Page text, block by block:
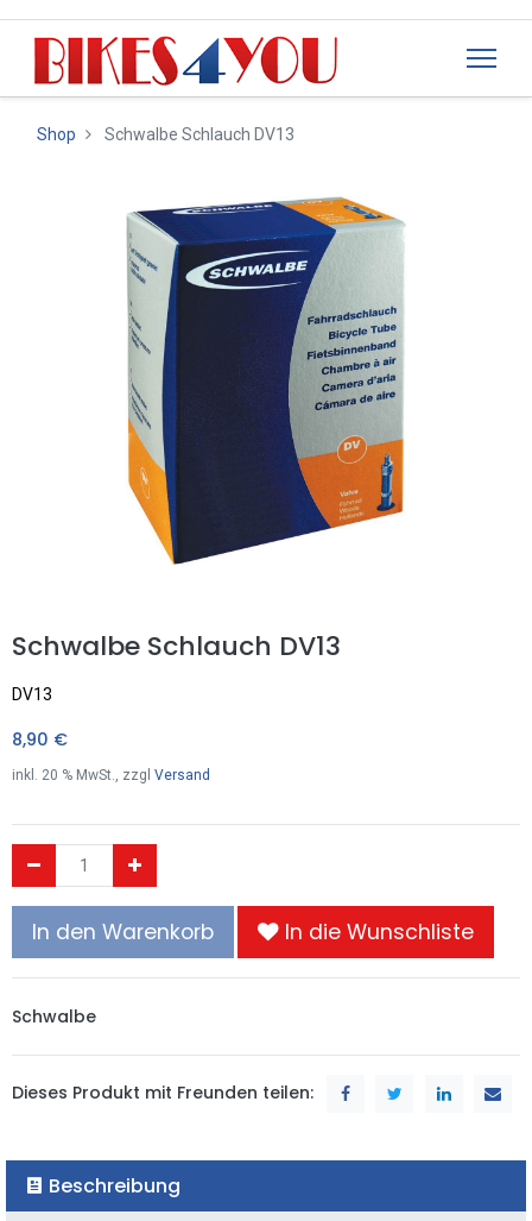
Shop Schwalbe Schlauch DV13
Schwalbe Schlauch DV13
DV13
8,90 €
inkl. 20 % MwSt., zzgl Versand
In den Warenkorb In die Wunschliste
Schwalbe
Dieses Produkt mit Freunden teilen:
Beschreibung